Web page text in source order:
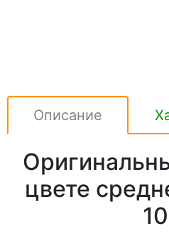
Описание
цвете